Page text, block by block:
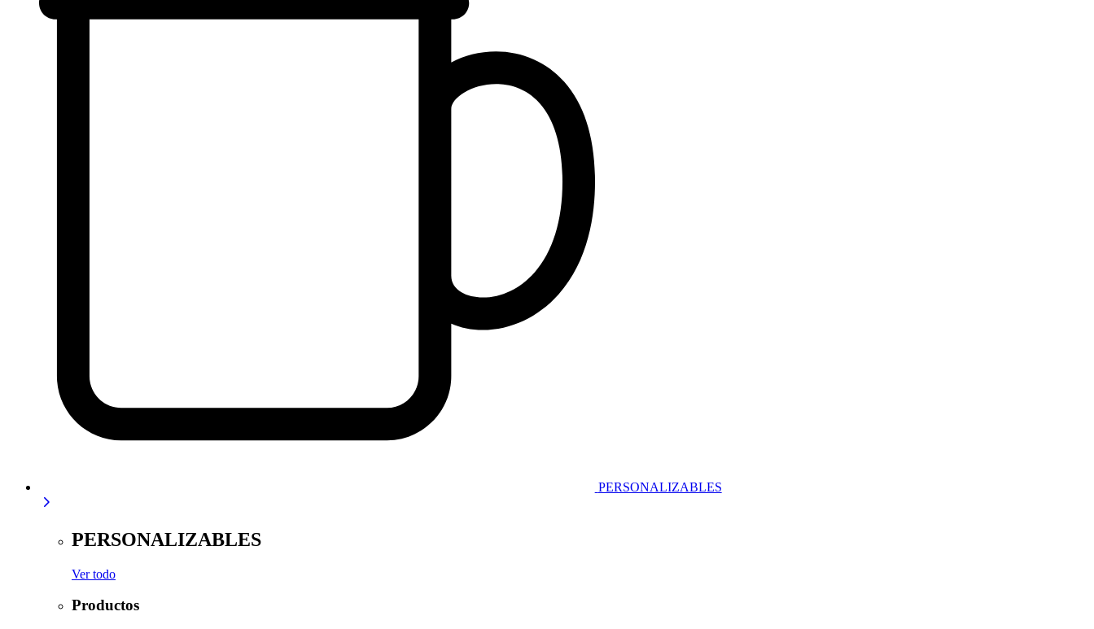
PERSONALIZABLES
PERSONALIZABLES
Ver todo
Productos